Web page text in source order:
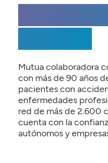
Mutua colaboradora
con más de 90 años
pacientes con
enfermedades
red de más de 2.600
cuenta con la
autónomos y